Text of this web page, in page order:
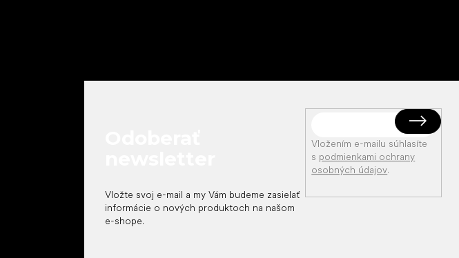
Vložte svoj e-mail a my Vám budeme zasielať
informácie o nových produktoch na našom
e-shope.
Vložením e-mailu súhlasíte
s podmienkami ochrany
osobných údajov.